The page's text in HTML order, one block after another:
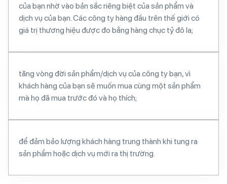
của bạn nhờ vào bản sắc riêng biệt của sản phẩm và
dịch vụ của bạn. Các công ty hàng đầu trên thế giới có
giá trị thương hiệu được đo bằng hàng chục tỷ đô la;
tăng vòng đời sản phẩm/dịch vụ của công ty bạn, vì
khách hàng của bạn sẽ muốn mua cùng một sản phẩm
mà họ đã mua trước đó và họ thích;
để đảm bảo lượng khách hàng trung thành khi tung ra
sản phẩm hoặc dịch vụ mới ra thị trường.